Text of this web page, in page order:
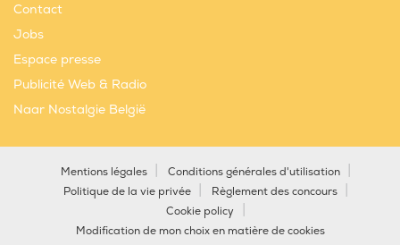
Contact
Jobs
Espace presse
Publicité Web & Radio
Naar Nostalgie België
Mentions légales
Conditions générales d'utilisation
Politique de la vie privée
Règlement des concours
Cookie policy
Modification de mon choix en matière de cookies